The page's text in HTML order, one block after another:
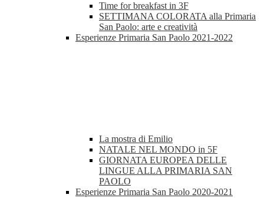
Time for breakfast in 3F
SETTIMANA COLORATA alla Primaria
San Paolo: arte e creatività
Esperienze Primaria San Paolo 2021-2022
La mostra di Emilio
NATALE NEL MONDO in 5F
GIORNATA EUROPEA DELLE
LINGUE ALLA PRIMARIA SAN
PAOLO
Esperienze Primaria San Paolo 2020-2021